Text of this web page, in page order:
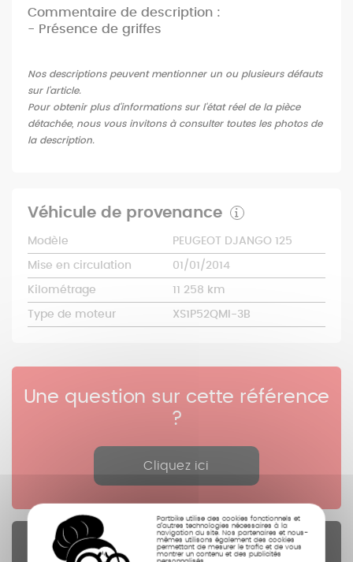
Partbike utilise des cookies fonctionnels et
d’autres technologies nécessaires à la
navigation du site. Nos partenaires et nous-
mêmes utilisons également des cookies
permettant de mesurer le trafic et de vous
montrer un contenu et des publicités
Commentaire de description :
- Présence de griffes
Nos descriptions peuvent mentionner un ou plusieurs défauts
sur l'article.
Pour obtenir plus d'informations sur l'état réel de la pièce
détachée, nous vous invitons à consulter toutes les photos de
la description.
Véhicule de provenance
Modèle PEUGEOT DJANGO 125
Mise en circulation 01/01/2014
Kilométrage 11 258 km
Type de moteur XS1P52QMI-3B
Une question sur cette référence
?
Cliquez ici
Pièces Détachées